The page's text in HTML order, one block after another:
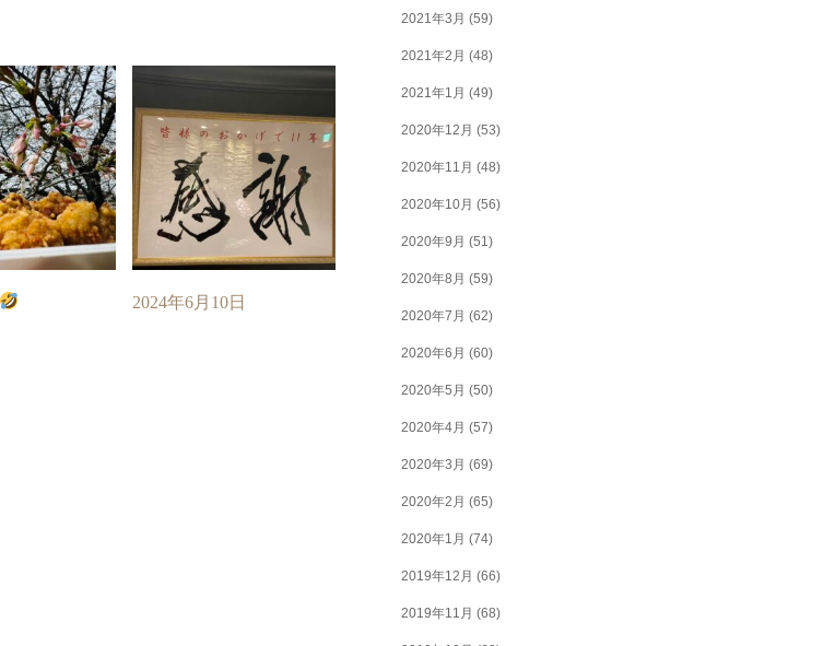
2024年6月10日
2021年3月 (59)
2021年2月 (48)
2021年1月 (49)
2020年12月 (53)
2020年11月 (48)
2020年10月 (56)
2020年9月 (51)
2020年8月 (59)
2020年7月 (62)
2020年6月 (60)
2020年5月 (50)
2020年4月 (57)
2020年3月 (69)
2020年2月 (65)
2020年1月 (74)
2019年12月 (66)
2019年11月 (68)